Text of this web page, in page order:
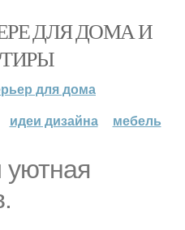
ДЛЯ ДОМА И
для дома
идеи дизайна мебель
уютная